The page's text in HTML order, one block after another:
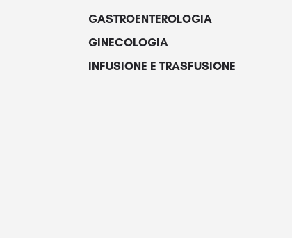
GASTROENTEROLOGIA
GINECOLOGIA
INFUSIONE E TRASFUSIONE